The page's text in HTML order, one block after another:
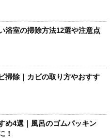
浴室の掃除方法12選や注意点
掃除｜カビの取り方やおすす
め4選｜風呂のゴムパッキン
！